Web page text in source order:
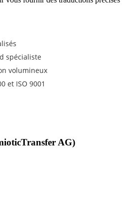
spécialiste
volumineux
et ISO 9001
AG)